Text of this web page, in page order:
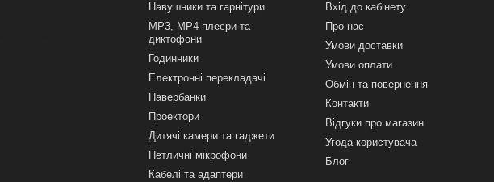
Навушники та гарнітури
MP3, MP4 плеєри та
диктофони
Годинники
Електронні перекладачі
Павербанки
Проектори
Дитячі камери та гаджети
Петличні мікрофони
Кабелі та адаптери
Вхід до кабінету
Про нас
Умови доставки
Умови оплати
Обмін та повернення
Контакти
Відгуки про магазин
Угода користувача
Блог